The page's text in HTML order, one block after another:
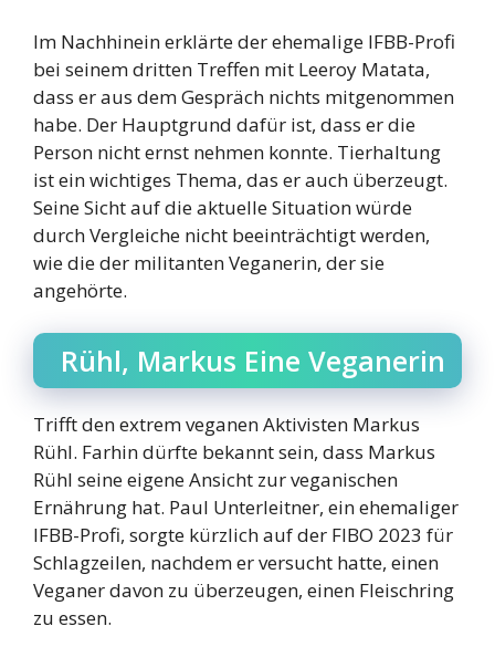
Im Nachhinein erklärte der ehemalige IFBB-Profi
bei seinem dritten Treffen mit Leeroy Matata,
dass er aus dem Gespräch nichts mitgenommen
habe. Der Hauptgrund dafür ist, dass er die
Person nicht ernst nehmen konnte. Tierhaltung
ist ein wichtiges Thema, das er auch überzeugt.
Seine Sicht auf die aktuelle Situation würde
durch Vergleiche nicht beeinträchtigt werden,
wie die der militanten Veganerin, der sie
angehörte.
Rühl, Markus Eine Veganerin
Trifft den extrem veganen Aktivisten Markus
Rühl. Farhin dürfte bekannt sein, dass Markus
Rühl seine eigene Ansicht zur veganischen
Ernährung hat. Paul Unterleitner, ein ehemaliger
IFBB-Profi, sorgte kürzlich auf der FIBO 2023 für
Schlagzeilen, nachdem er versucht hatte, einen
Veganer davon zu überzeugen, einen Fleischring
zu essen.